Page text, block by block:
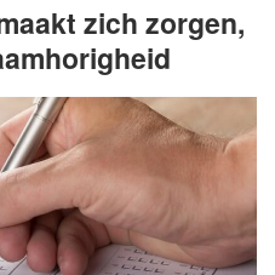
zich zorgen,